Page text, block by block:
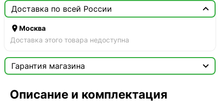
Доставка по всей России 
Москва
Доставка этого товара недоступна
Гарантия магазина


Мы продаём только оригинальную продукцию с
Описание и комплектация